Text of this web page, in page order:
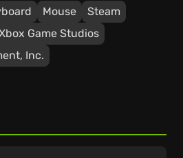
Mouse
Steam
Game Studios
Inc.